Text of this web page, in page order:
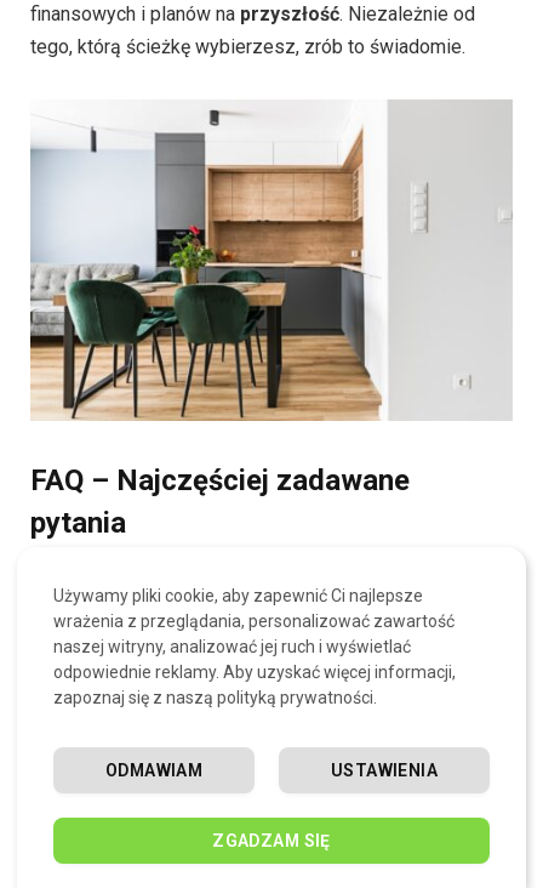
finansowych i planów na przyszłość. Niezależnie od
tego, którą ścieżkę wybierzesz, zrób to świadomie.
FAQ – Najczęściej zadawane
pytania
Kiedy wynajem jest bardziej opłacalny niż
kupno?
Wynajem jest zdecydowanie korzystniejszą
opcją w
mamy pewności co do swoich planów życiowych i
zawodowych, a także gdy nie posiadamy
wystarczającegowkładu własnegoi zdolności
kredytowej na
zakup nieruchomości
Używamy pliki cookie, aby zapewnić Ci najlepsze
wrażenia z przeglądania, personalizować zawartość
naszej witryny, analizować jej ruch i wyświetlać
odpowiednie reklamy. Aby uzyskać więcej informacji,
zapoznaj się z naszą polityką prywatności.
ZGADZAM SIĘ
USTAWIENIA
ODMAWIAM